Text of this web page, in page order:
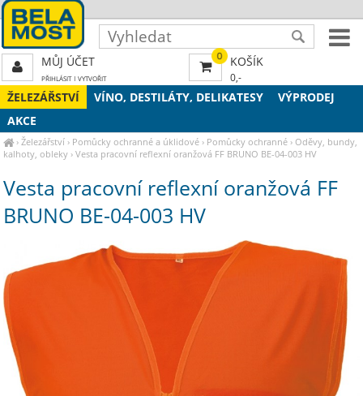
ŽELEZÁŘSTVÍ VÍNO, DESTILÁTY, DELIKATESY
VÝPRODEJ
AKCE
›Železářství › Pomůcky ochranné a úklidové › Pomůcky ochranné › Oděvy, bundy,
kalhoty, obleky ›Vesta pracovní reflexní oranžová FF BRUNO BE-04-003 HV
Vesta pracovní reflexní oranžová FF
BRUNO BE-04-003 HV
0 KOŠÍK
0,-
MŮJ ÚČET
PŘIHLÁSIT| VYTVOŘIT